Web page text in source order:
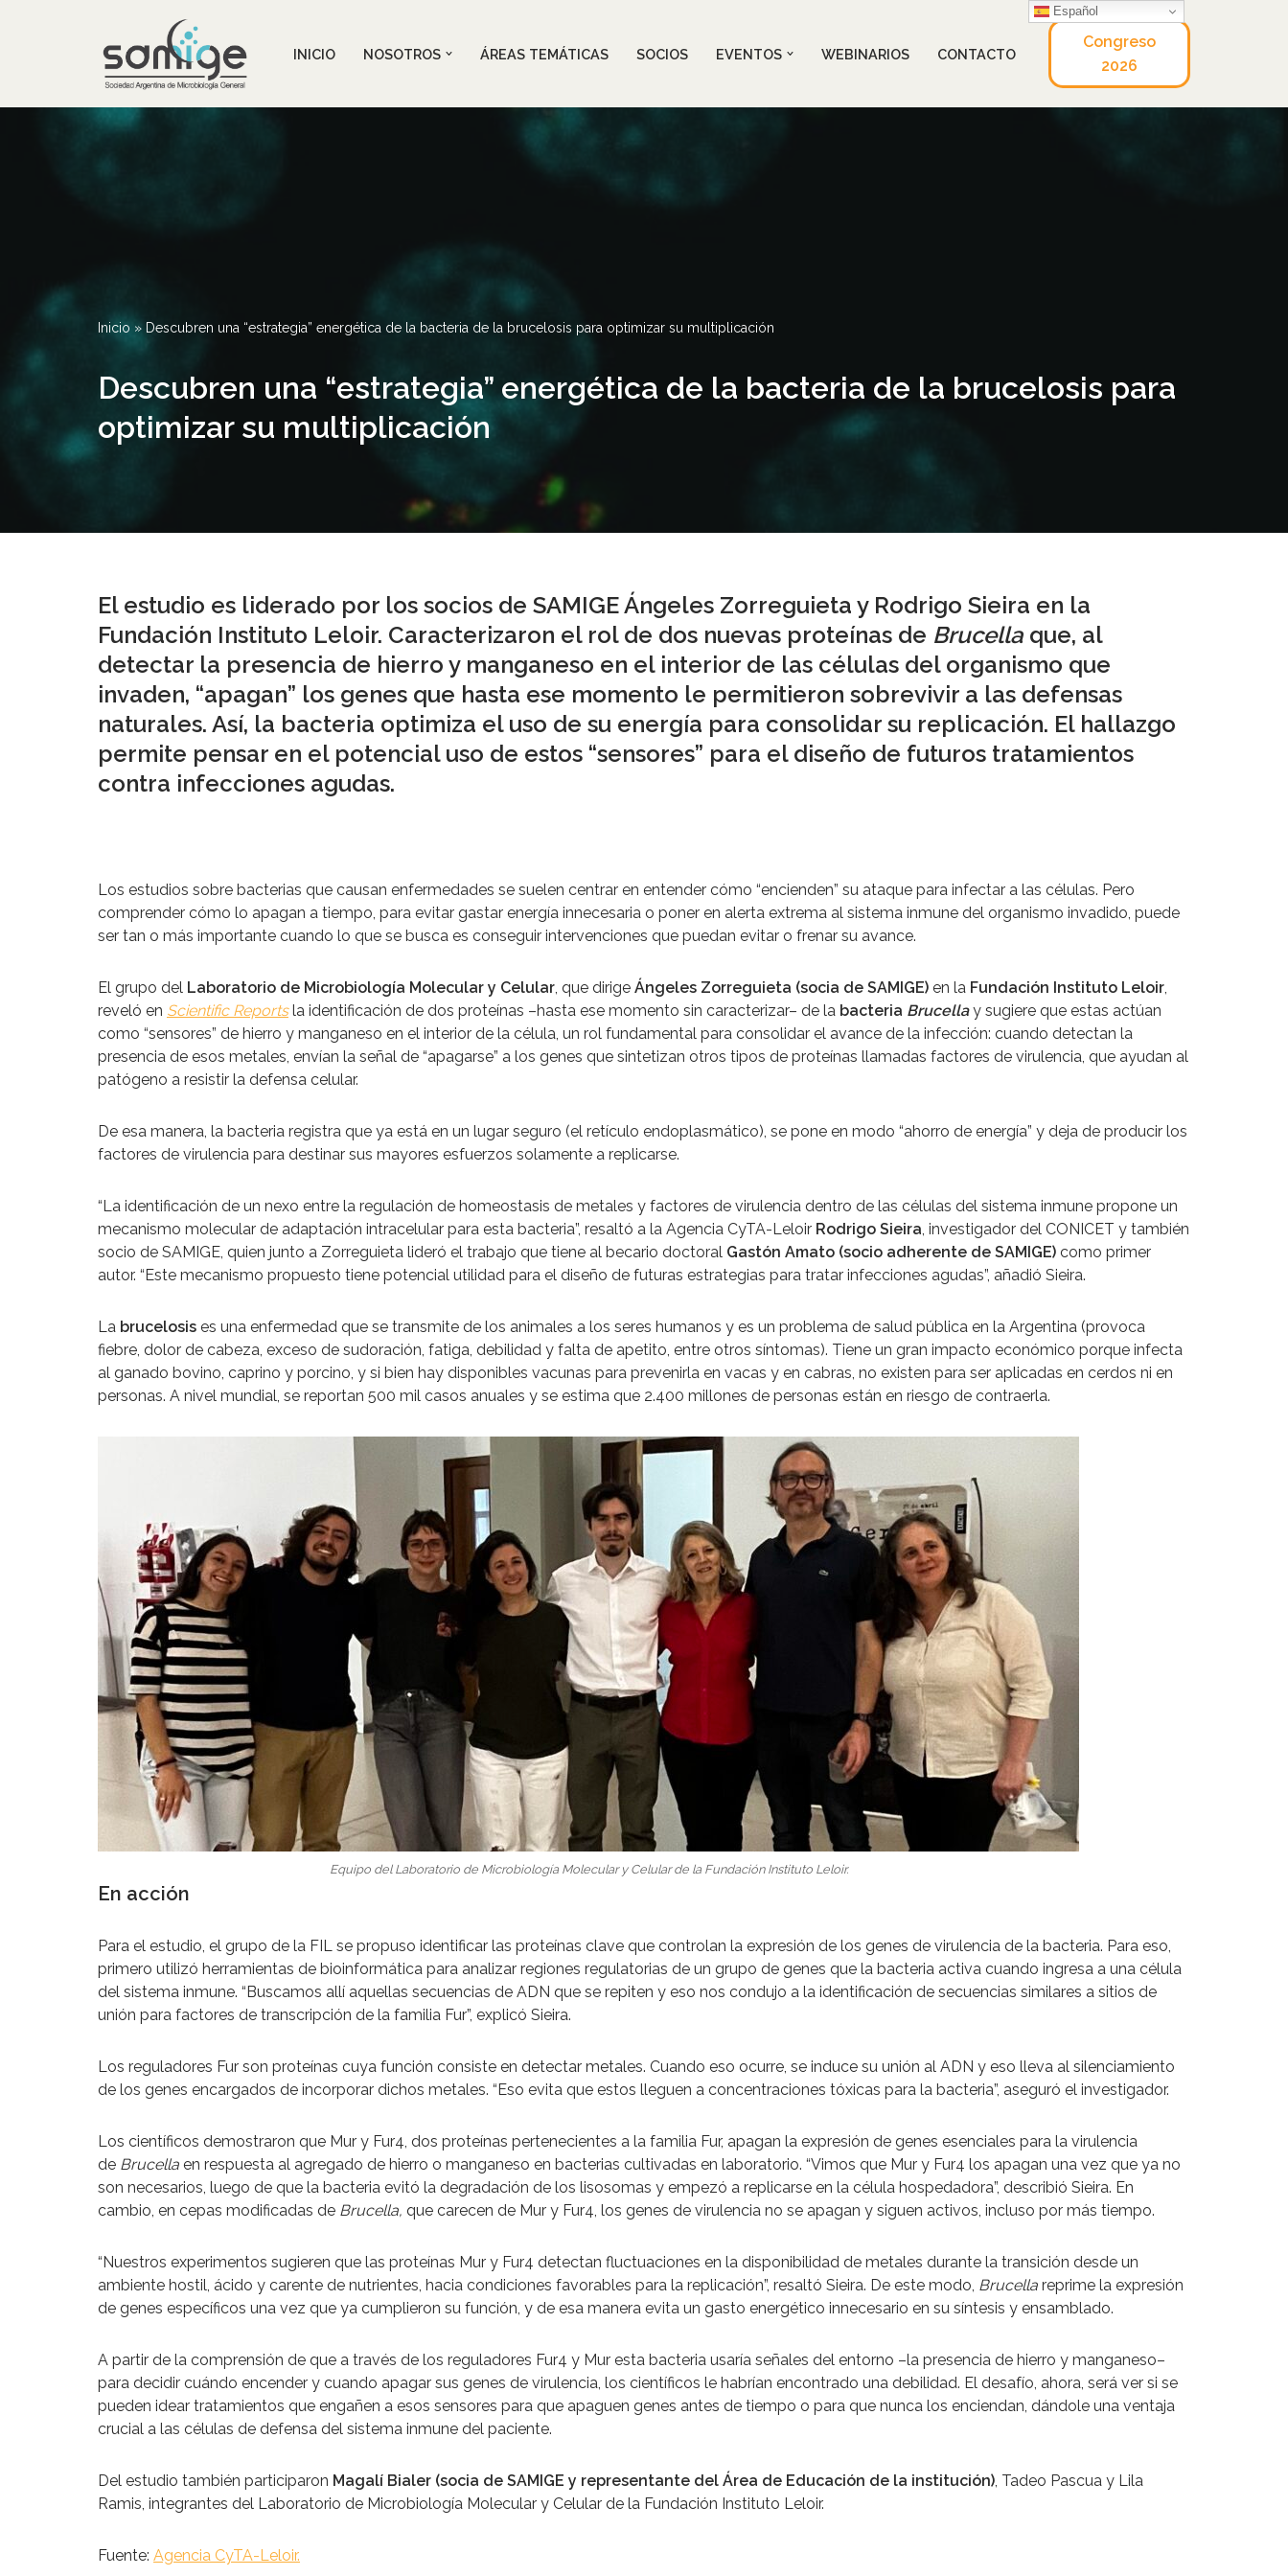
INICIO NOSOTROS ÁREAS TEMÁTICAS SOCIOS EVENTOS WEBINARIOS CONTACTO
Congreso
2026
Inicio » Descubren una “estrategia” energética de la bacteria de la brucelosis para optimizar su multiplicación
Descubren una “estrategia” energética de la bacteria de la brucelosis para
optimizar su multiplicación
El estudio es liderado por los socios de SAMIGE Ángeles Zorreguieta y Rodrigo Sieira en la
Fundación Instituto Leloir. Caracterizaron el rol de dos nuevas proteínas de Brucella que, al
detectar la presencia de hierro y manganeso en el interior de las células del organismo que
invaden, “apagan” los genes que hasta ese momento le permitieron sobrevivir a las defensas
naturales. Así, la bacteria optimiza el uso de su energía para consolidar su replicación. El hallazgo
permite pensar en el potencial uso de estos “sensores” para el diseño de futuros tratamientos
contra infecciones agudas.
Los estudios sobre bacterias que causan enfermedades se suelen centrar en entender cómo “encienden” su ataque para infectar a las células. Pero
comprender cómo lo apagan a tiempo, para evitar gastar energía innecesaria o poner en alerta extrema al sistema inmune del organismo invadido, puede
ser tan o más importante cuando lo que se busca es conseguir intervenciones que puedan evitar o frenar su avance.
El grupo del Laboratorio de Microbiología Molecular y Celular, que dirige Ángeles Zorreguieta (socia de SAMIGE) en la Fundación Instituto Leloir,
reveló en Scientific Reportsla identificación de dos proteínas –hasta ese momento sin caracterizar– de la bacteria Brucellay sugiere que estas actúan
como “sensores” de hierro y manganeso en el interior de la célula, un rol fundamental para consolidar el avance de la infección: cuando detectan la
presencia de esos metales, envían la señal de “apagarse” a los genes que sintetizan otros tipos de proteínas llamadas factores de virulencia, que ayudan al
patógeno a resistir la defensa celular.
De esa manera, la bacteria registra que ya está en un lugar seguro (el retículo endoplasmático), se pone en modo “ahorro de energía” y deja de producir los
factores de virulencia para destinar sus mayores esfuerzos solamente a replicarse.
“La identificación de un nexo entre la regulación de homeostasis de metales y factores de virulencia dentro de las células del sistema inmune propone un
mecanismo molecular de adaptación intracelular para esta bacteria”, resaltó a la Agencia CyTA-Leloir Rodrigo Sieira, investigador del CONICET y también
socio de SAMIGE, quien junto a Zorreguieta lideró el trabajo que tiene al becario doctoral Gastón Amato (socio adherente de SAMIGE) como primer
autor. “Este mecanismo propuesto tiene potencial utilidad para el diseño de futuras estrategias para tratar infecciones agudas”, añadió Sieira.
La brucelosis es una enfermedad que se transmite de los animales a los seres humanos y es un problema de salud pública en la Argentina (provoca
fiebre, dolor de cabeza, exceso de sudoración, fatiga, debilidad y falta de apetito, entre otros síntomas). Tiene un gran impacto económico porque infecta
al ganado bovino, caprino y porcino, y si bien hay disponibles vacunas para prevenirla en vacas y en cabras, no existen para ser aplicadas en cerdos ni en
personas. A nivel mundial, se reportan 500 mil casos anuales y se estima que 2.400 millones de personas están en riesgo de contraerla.
Equipo del Laboratorio de Microbiología Molecular y Celular de la Fundación Instituto Leloir.
En acción
Para el estudio, el grupo de la FIL se propuso identificar las proteínas clave que controlan la expresión de los genes de virulencia de la bacteria. Para eso,
primero utilizó herramientas de bioinformática para analizar regiones regulatorias de un grupo de genes que la bacteria activa cuando ingresa a una célula
del sistema inmune. “Buscamos allí aquellas secuencias de ADN que se repiten y eso nos condujo a la identificación de secuencias similares a sitios de
unión para factores de transcripción de la familia Fur”, explicó Sieira.
Los reguladores Fur son proteínas cuya función consiste en detectar metales. Cuando eso ocurre, se induce su unión al ADN y eso lleva al silenciamiento
de los genes encargados de incorporar dichos metales. “Eso evita que estos lleguen a concentraciones tóxicas para la bacteria”, aseguró el investigador.
Los científicos demostraron que Mur y Fur4, dos proteínas pertenecientes a la familia Fur, apagan la expresión de genes esenciales para la virulencia
de Brucella en respuesta al agregado de hierro o manganeso en bacterias cultivadas en laboratorio. “Vimos que Mur y Fur4 los apagan una vez que ya no
son necesarios, luego de que la bacteria evitó la degradación de los lisosomas y empezó a replicarse en la célula hospedadora”, describió Sieira. En
cambio, en cepas modificadas de Brucella, que carecen de Mur y Fur4, los genes de virulencia no se apagan y siguen activos, incluso por más tiempo.
“Nuestros experimentos sugieren que las proteínas Mur y Fur4 detectan fluctuaciones en la disponibilidad de metales durante la transición desde un
ambiente hostil, ácido y carente de nutrientes, hacia condiciones favorables para la replicación”, resaltó Sieira. De este modo, Brucella reprime la expresión
de genes específicos una vez que ya cumplieron su función, y de esa manera evita un gasto energético innecesario en su síntesis y ensamblado.
A partir de la comprensión de que a través de los reguladores Fur4 y Mur esta bacteria usaría señales del entorno –la presencia de hierro y manganeso–
para decidir cuándo encender y cuando apagar sus genes de virulencia, los científicos le habrían encontrado una debilidad. El desafío, ahora, será ver si se
pueden idear tratamientos que engañen a esos sensores para que apaguen genes antes de tiempo o para que nunca los enciendan, dándole una ventaja
crucial a las células de defensa del sistema inmune del paciente.
Del estudio también participaron Magalí Bialer (socia de SAMIGE y representante del Área de Educación de la institución), Tadeo Pascua y Lila
Ramis, integrantes del Laboratorio de Microbiología Molecular y Celular de la Fundación Instituto Leloir.
Fuente: Agencia CyTA-Leloir.
Español